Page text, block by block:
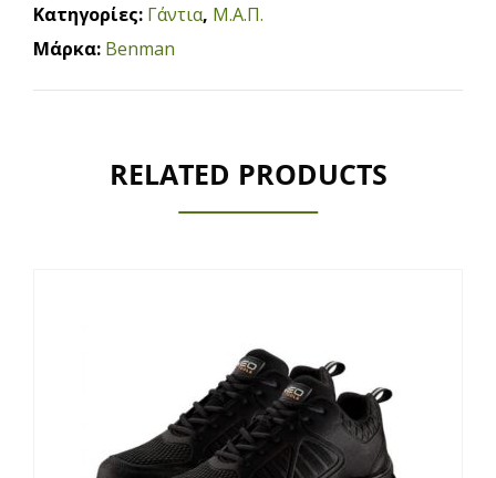
Κατηγορίες: Γάντια, Μ.Α.Π.
Μάρκα: Benman
RELATED PRODUCTS